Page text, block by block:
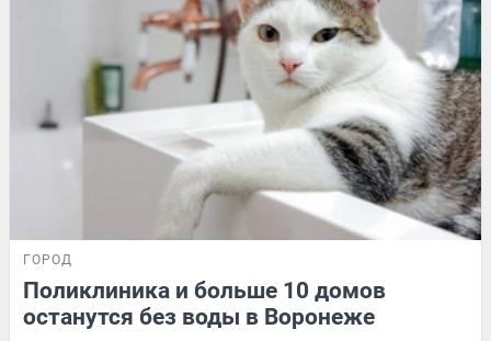
ГОРОД
Поликлиника и больше 10 домов
останутся без воды в Воронеже